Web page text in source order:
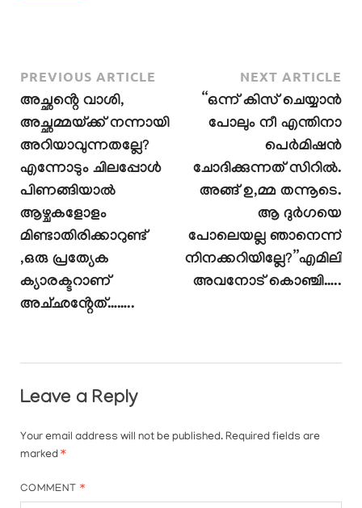
PREVIOUS ARTICLE
അച്ഛൻ്റെ വാശി,
അച്ഛമ്മയ്ക്ക് നന്നായി
അറിയാവുന്നതല്ലേ?
എന്നോടും ചിലപ്പോൾ
പിണങ്ങിയാൽ
ആഴ്ചകളോളം
മിണ്ടാതിരിക്കാറുണ്ട്
,ഒരു പ്രത്യേക
ക്യാരക്ടറാണ്
അച്‌ഛൻ്റേത്……..
NEXT ARTICLE
“ഒന്ന് കിസ് ചെയ്യാൻ
പോലും നീ എന്തിനാ
പെർമിഷൻ
ചോദിക്കുന്നത് സിറിൽ.
അങ്ങ് ഉ,മ്മ തന്നൂടെ.
ആ ദുർഗയെ
പോലെയല്ല ഞാനെന്ന്
നിനക്കറിയില്ലേ?”എമിലി
അവനോട് കൊഞ്ചി…..
Leave a Reply
Your email address will not be published. Required fields are
marked *
COMMENT*